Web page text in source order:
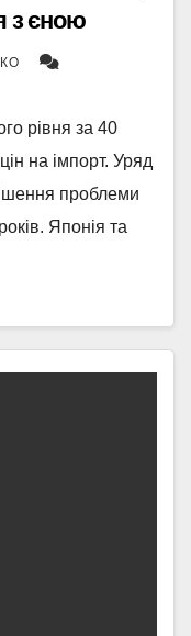
з єною
рівня за 40
на імпорт. Уряд
проблеми
Японія та